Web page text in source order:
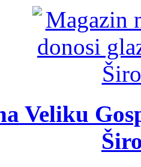
Veliku